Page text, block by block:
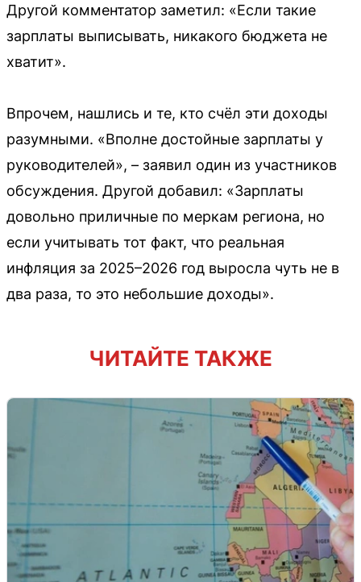
Другой комментатор заметил: «Если такие
зарплаты выписывать, никакого бюджета не
хватит».
Впрочем, нашлись и те, кто счёл эти доходы
разумными. «Вполне достойные зарплаты у
руководителей», – заявил один из участников
обсуждения. Другой добавил: «Зарплаты
довольно приличные по меркам региона, но
если учитывать тот факт, что реальная
инфляция за 2025–2026 год выросла чуть не в
два раза, то это небольшие доходы».
ЧИТАЙТЕ ТАКЖЕ